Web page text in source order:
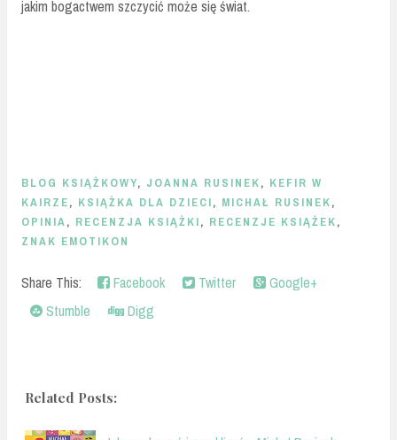
jakim bogactwem szczycić może się świat.
BLOG KSIĄŻKOWY, JOANNA RUSINEK, KEFIR W
KAIRZE, KSIĄŻKA DLA DZIECI, MICHAŁ RUSINEK,
OPINIA, RECENZJA KSIĄŻKI, RECENZJE KSIĄŻEK,
ZNAK EMOTIKON
Share This: Facebook Twitter
Google+
Stumble
Digg
Related Posts: